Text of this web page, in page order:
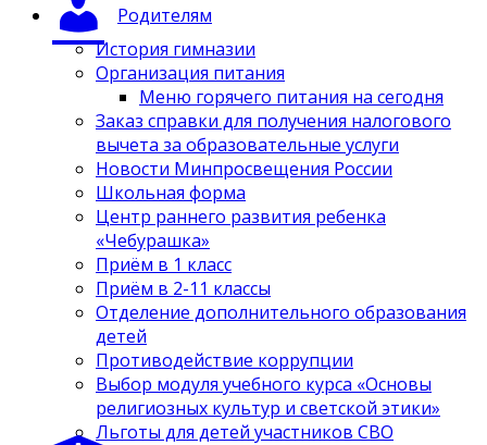
Родителям
История гимназии
Организация питания
Меню горячего питания на сегодня
Заказ справки для получения налогового
вычета за образовательные услуги
Новости Минпросвещения России
Школьная форма
Центр раннего развития ребенка
«Чебурашка»
Приём в 1 класс
Приём в 2-11 классы
Отделение дополнительного образования
детей
Противодействие коррупции
Выбор модуля учебного курса «Основы
религиозных культур и светской этики»
Льготы для детей участников СВО